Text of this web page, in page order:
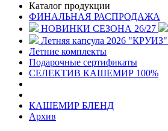
Каталог продукции
ФИНАЛЬНАЯ РАСПРОДАЖА
НОВИНКИ СЕЗОНА 26/27
Летняя капсула 2026 "КРУИЗ"
Летние комплекты
Подарочные сертификаты
СЕЛЕКТИВ КАШЕМИР 100%
КАШЕМИР БЛЕНД
Архив